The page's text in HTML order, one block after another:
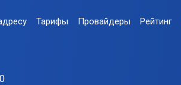
Тарифы Провайдеры Рейтинг